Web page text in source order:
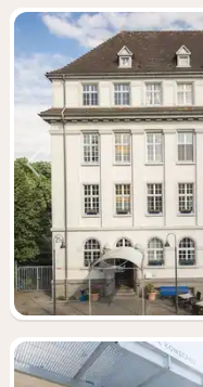
Vorige foto